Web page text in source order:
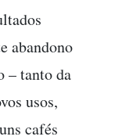
abandono
– tanto da
usos,
cafés